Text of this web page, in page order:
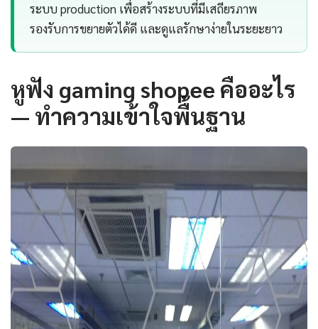
ระบบ production เพื่อสร้างระบบที่มีเสถียรภาพ
รองรับการขยายตัวได้ดี และดูแลรักษาง่ายในระยะยาว
หูฟัง gaming shopee คืออะไร
— ทำความเข้าใจพื้นฐาน